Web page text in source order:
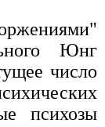
Юнг
число
психозы